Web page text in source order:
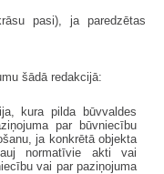
pasi), ja paredzētas
šādā redakcijā:
kura pilda būvvaldes
par būvniecību
ja konkrētā objekta
normatīvie akti vai
vai par paziņojuma